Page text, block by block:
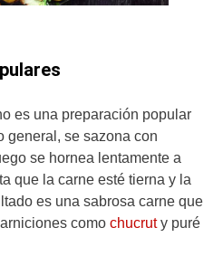
es una preparación popular
general, se sazona con
se hornea lentamente a
que la carne esté tierna y la
es una sabrosa carne que
como chucruty puré